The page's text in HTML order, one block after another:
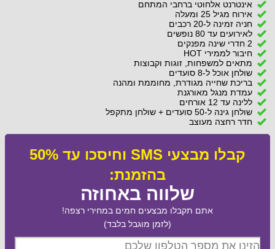
אינטרנט אלחוטי ברחבי המתחם
אירוח מגיל 25 ומעלה
חניה זמינה ל-20 רכבים
לאירועים עד 80 נופשים
2 חדרי שינה מפנקים
חיבור לממירי HOT
מתאים למשפחות, זוגות וקבוצות
שולחן אוכל ל-8 סועדים
בריכת שחייה מגודרת, מחוממת ומהנה
עמדת מנגל מאורגנת
ללינה עד 12 אורחים
שולחן גינה ל-50 סועדים + שולחן מתקפל
חדר רחצה מעוצב
קבלו מבצעי SMS וחיסכו עד 50%
בהזמנת:
שלווה באחוזה
אתם תקבלו מבצעים חמים במחירי רצפה!
(לזמן מוגבל בלבד)